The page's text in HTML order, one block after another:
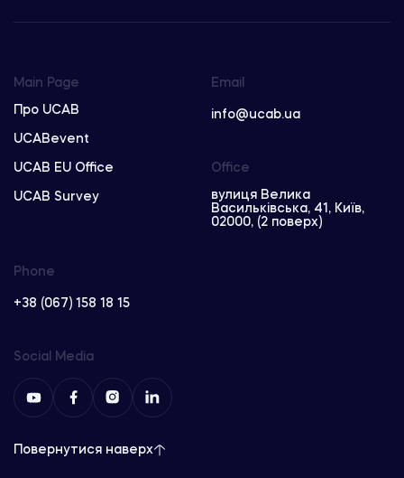
Main Page
Про UCAB
UCABevent
UCAB EU Office
UCAB Survey
Email
info@ucab.ua
Phone
+38 (067) 158 18 15
Office
вулиця Велика
Васильківська, 41, Київ,
02000, (2 поверх)
Social Media
Повернутися наверх